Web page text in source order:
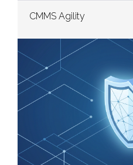
CMMS Agility